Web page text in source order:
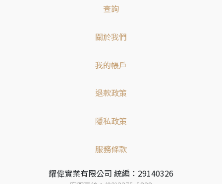
查詢
關於我們
我的帳戶
退款政策
隱私政策
服務條款
耀偉實業有限公司 統編：29140326